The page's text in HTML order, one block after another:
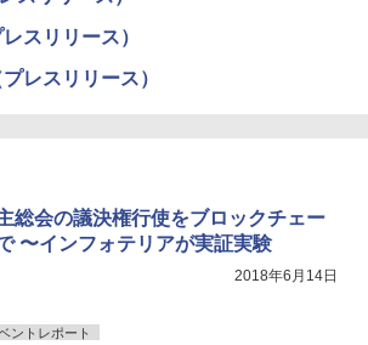
スリリース）
レスリリース）
総会の議決権行使をブロックチェー
〜インフォテリアが実証実験
2018年6月14日
ントレポート